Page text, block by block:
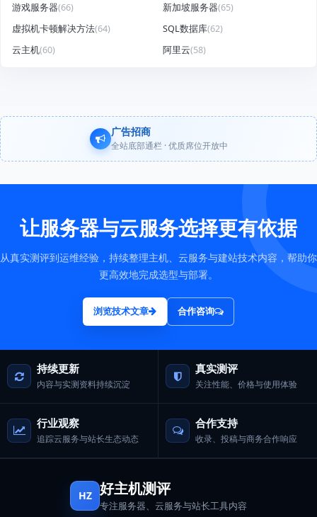
游戏服务器(66) 新加坡服务器(65)
虚拟机卡顿解决方法(64) SQL数据库(62)
云主机(60) 阿里云(58)
广告招商
全站底部通栏 · 优质席位开放中
让服务器与云服务选择更有依据
从真实测评到运维经验，持续整理主机、云服务与建站技术内容，帮助你
更高效地完成选型与部署。
浏览技术文章 合作咨询
持续更新
内容与实测资料持续沉淀
真实测评
关注性能、价格与使用体验
行业观察
追踪云服务与站长生态动态
合作支持
收录、投稿与商务合作响应
HZ 好主机测评
专注服务器、云服务与站长工具内容